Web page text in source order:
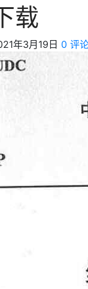
载
年3月19日 0 评